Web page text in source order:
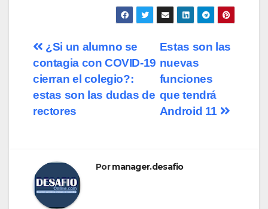
Navegación
de
entradas
Estas son las
nuevas
funciones
que tendrá
Android 11
¿Si un alumno se
contagia con COVID-19
cierran el colegio?:
estas son las dudas de
rectores
Pormanager.desafio